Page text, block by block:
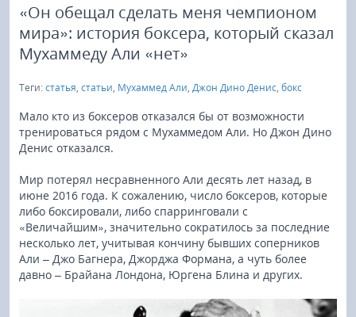
«Он обещал сделать меня чемпионом
мира»: история боксера, который сказал
Мухаммеду Али «нет»
Теги:статья, статьи, Мухаммед Али, Джон Дино Денис, бокс
Мало кто из боксеров отказался бы от возможности
тренироваться рядом с Мухаммедом Али. Но Джон Дино
Денис отказался.
Мир потерял несравненного Али десять лет назад, в
июне 2016 года. К сожалению, число боксеров, которые
либо боксировали, либо спарринговали с
«Величайшим», значительно сократилось за последние
несколько лет, учитывая кончину бывших соперников
Али – Джо Багнера, Джорджа Формана, а чуть более
давно – Брайана Лондона, Юргена Блина и других.
Кекусин-кан
Кикбоксинг и K-1
Бокс
UFC и MMA